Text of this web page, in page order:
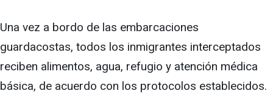
Una vez a bordo de las embarcaciones
guardacostas, todos los inmigrantes interceptados
reciben alimentos, agua, refugio y atención médica
básica, de acuerdo con los protocolos establecidos.